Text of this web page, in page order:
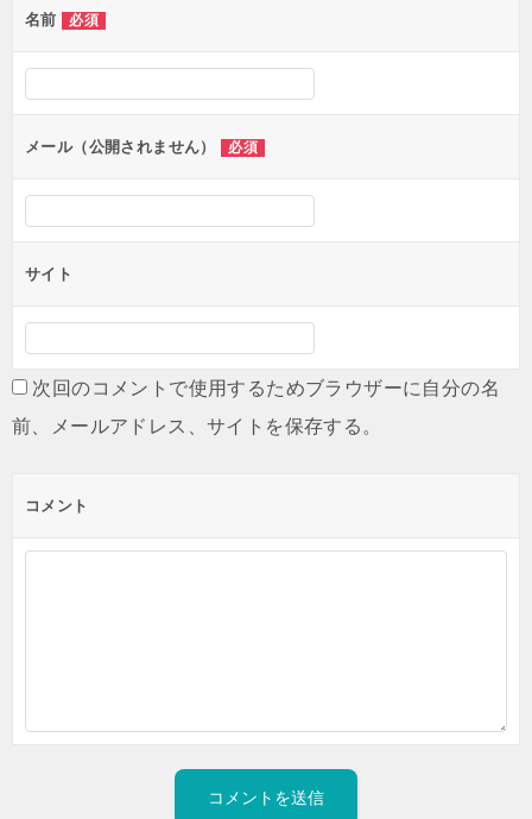
ー
シ
ョ
ン
名前 必須
メール（公開されません） 必須
サイト
次回のコメントで使用するためブラウザーに自分の名
前、メールアドレス、サイトを保存する。
コメント